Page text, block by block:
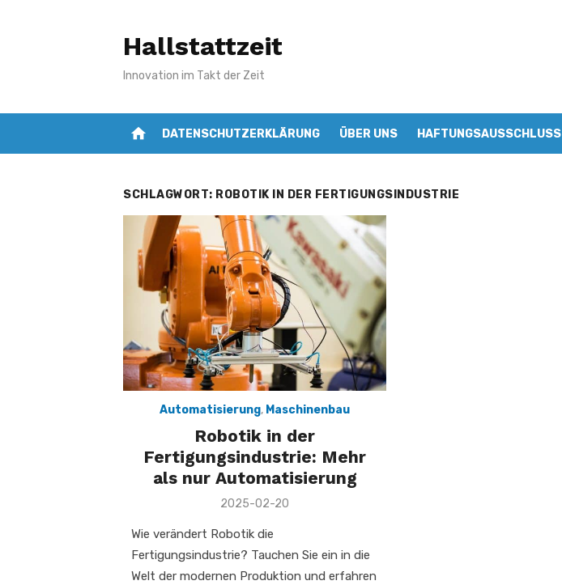
Hallstattzeit
Innovation im Takt der Zeit
home DATENSCHUTZERKLÄRUNG ÜBER UNS HAFTUNGSAUSSCHLUSS
SCHLAGWORT: ROBOTIK IN DER FERTIGUNGSINDUSTRIE
Automatisierung, Maschinenbau
Robotik in der
Fertigungsindustrie: Mehr
als nur Automatisierung
Veröffentlicht
2025-02-20
Wie verändert Robotik die
Fertigungsindustrie? Tauchen Sie ein in die
Welt der modernen Produktion und erfahren